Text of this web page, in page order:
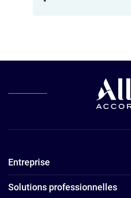
familles à
Hôtels avec
spa à
Shanghai
Hôtels
d’affaires à
Hôtels
Hôtels
4 étoiles à
Entreprise
Solutions professionnelles